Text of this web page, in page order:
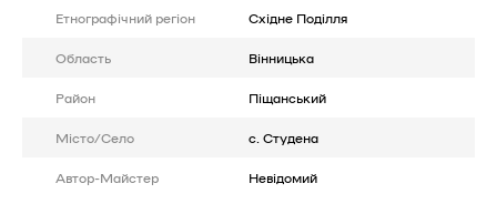
Етнографічний регіон Східне Поділля
Область Вінницька
Район Піщанський
Місто/Село с. Студена
Автор-Майстер Невідомий